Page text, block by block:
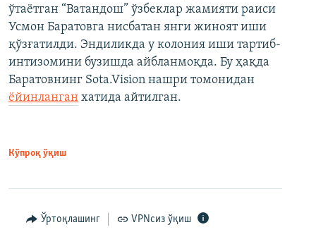
ўтаётган “Ватандош” ўзбеклар жамияти раиси
Усмон Баратовга нисбатан янги жиноят иши
қўзғатилди. Эндиликда у колония иши тартиб-
интизомини бузишда айбланмоқда. Бу ҳақда
Баратовнинг Sota.Vision нашри томонидан
ёйинланган хатида айтилган.
Кўпроқ ўқиш
Ўртоқлашинг VPNсиз ўқиш